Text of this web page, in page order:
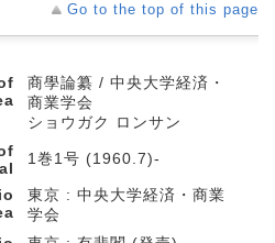
Go to the top of this page
商學論纂 / 中央大学経済・
商業学会
ショウガク ロンサン
1巻1号 (1960.7)-
東京 : 中央大学経済・商業
学会